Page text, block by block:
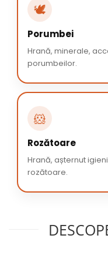
🕊️
Porumbei
Hrană, minerale,
porumbeilor.
🐹
Rozătoare
Hrană, așternut
rozătoare.